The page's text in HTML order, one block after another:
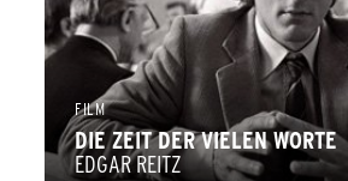
FILM
DIE ZEIT DER VIELEN WORTE
EDGAR REITZ